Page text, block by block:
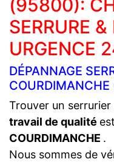
(95800):
SERRURE
URGENCE
DÉPANNAGE
Trouver un
travail de qualité
COURDIMANCHE .
Nous sommes de